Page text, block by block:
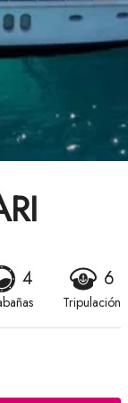
4 6
Tripulación